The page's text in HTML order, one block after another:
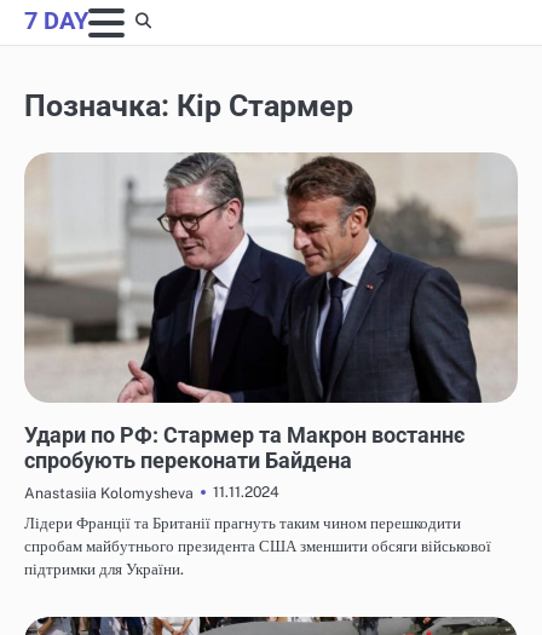
Skip
to
7 DAY
Позначка: Кір Стармер
Удари по РФ: Стармер та Макрон востаннє
спробують переконати Байдена
Anastasiia Kolomysheva
11.11.2024
Лідери Франції та Британії прагнуть таким чином перешкодити
спробам майбутнього президента США зменшити обсяги військової
підтримки для України.